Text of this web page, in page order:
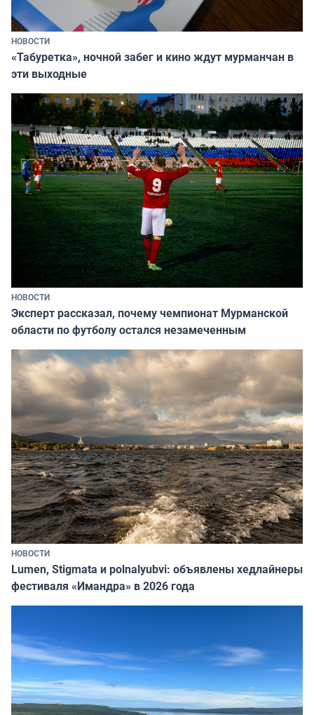
НОВОСТИ
«Табуретка», ночной забег и кино ждут мурманчан в
эти выходные
НОВОСТИ
Эксперт рассказал, почему чемпионат Мурманской
области по футболу остался незамеченным
НОВОСТИ
Lumen, Stigmata и polnalyubvi: объявлены хедлайнеры
фестиваля «Имандра» в 2026 года